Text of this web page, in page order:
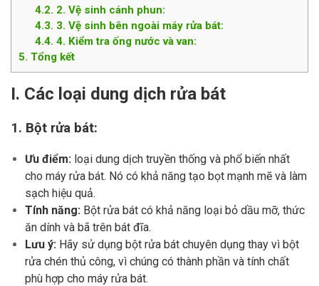
4.2 2. Vệ sinh cánh phun:
4.3 3. Vệ sinh bên ngoài máy rửa bát:
4.4 4. Kiểm tra ống nước và van:
5 Tổng kết
I. Các loại dung dịch rửa bát
1. Bột rửa bát:
Ưu điểm: loại dung dịch truyền thống và phổ biến nhất
cho máy rửa bát. Nó có khả năng tạo bọt mạnh mẽ và làm
sạch hiệu quả.
Tính năng: Bột rửa bát có khả năng loại bỏ dầu mỡ, thức
ăn dính và bã trên bát đĩa.
Lưu ý: Hãy sử dụng bột rửa bát chuyên dụng thay vì bột
rửa chén thủ công, vì chúng có thành phần và tính chất
phù hợp cho máy rửa bát.